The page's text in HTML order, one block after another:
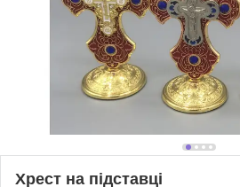
Хрест на підставці